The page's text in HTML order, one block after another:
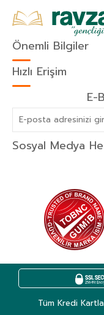
Önemli Bilgiler
Hızlı Erişim
E-
Sosyal Medya
Tüm Kredi